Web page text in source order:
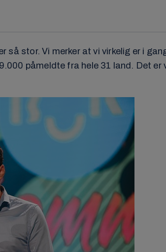
stor. Vi merker at vi virkelig er i
påmeldte fra hele 31 land. Det